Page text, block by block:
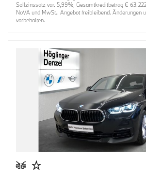
Sollzinssatz var. 5,99%, Gesamtkreditbetrag €
NoVA und MwSt.. Angebot freibleibend. Änderungen
vorbehalten.